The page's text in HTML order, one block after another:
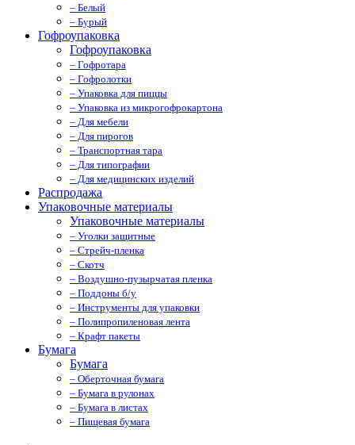
– Белый
– Бурый
Гофроупаковка
Гофроупаковка
– Гофротара
– Гофролотки
– Упаковка для пиццы
– Упаковка из микрогофрокартона
– Для мебели
– Для пирогов
– Транспортная тара
– Для типографии
– Для медицинских изделий
Распродажа
Упаковочные материалы
Упаковочные материалы
– Уголки защитные
– Стрейч-пленка
– Скотч
– Воздушно-пузырчатая пленка
– Поддоны б/у
– Инструменты для упаковки
– Полипропиленовая лента
– Крафт пакеты
Бумага
Бумага
– Оберточная бумага
– Бумага в рулонах
– Бумага в листах
– Пищевая бумага